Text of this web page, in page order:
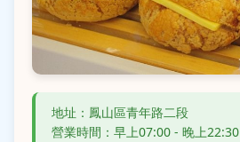
地址：鳳山區青年路二段
營業時間：早上07:00 - 晚上22:30